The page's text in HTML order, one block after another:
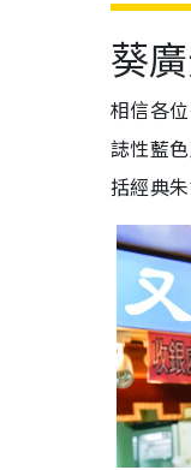
葵
相信各
誌性藍
括經典